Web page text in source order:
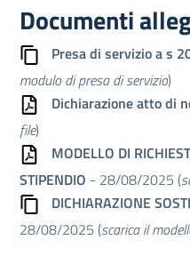
Documenti
Presa di servizio a s
modulo di presa di servizio)
Dichiarazione atto di
file)
MODELLO DI
STIPENDIO - 28/08/2025 (
DICHIARAZIONE
28/08/2025 (scarica il